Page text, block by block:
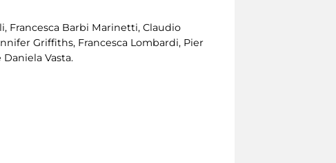
Francesca Barbi Marinetti, Claudio
Griffiths, Francesca Lombardi, Pier
Vasta.